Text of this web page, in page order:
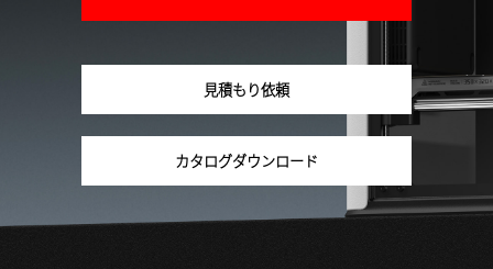
見積もり依頼
カタログダウンロード